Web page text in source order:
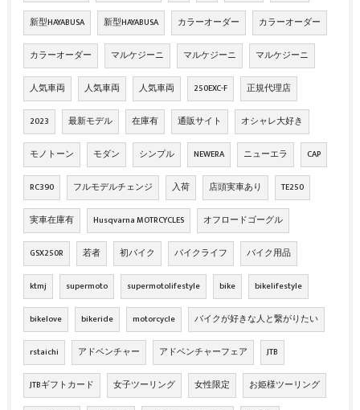
新型HAYABUSA 新型HAYABUSA カラーオーダー カラーオーダー
カラーオーダー マルケジーニ マルケジーニ マルケジーニ
人気車両 人気車両 人気車両 250EXC-F 正規代理店
2023 最新モデル 在庫有 通販サイト オシャレ大好き
モノトーン モダン シンプル NEWERA ニューエラ CAP
RC390 フルモデルチェンジ 入荷 店頭実車あり TE250
実車在庫有 Husqvarna MOTRCYCLES オフロードゴーグル
GSX250R 若者 初バイク バイクライフ バイク用品
ktmj supermoto supermotolifestyle bike bikelifestyle
bikelove bikeride motorcycle バイクが好きな人と繋がりたい
rstaichi アドベンチャー アドベンチャーフェア JTB
JTBギフトカード 女子ツーリング 女性限定 お姫様ツーリング